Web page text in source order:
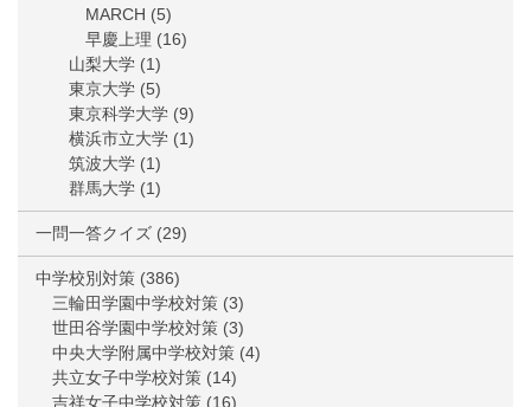
MARCH (5)
早慶上理 (16)
山梨大学 (1)
東京大学 (5)
東京科学大学 (9)
横浜市立大学 (1)
筑波大学 (1)
群馬大学 (1)
一問一答クイズ (29)
中学校別対策 (386)
三輪田学園中学校対策 (3)
世田谷学園中学校対策 (3)
中央大学附属中学校対策 (4)
共立女子中学校対策 (14)
吉祥女子中学校対策 (16)